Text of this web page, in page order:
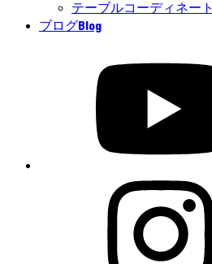
テーブルコーディネート
ブログBlog